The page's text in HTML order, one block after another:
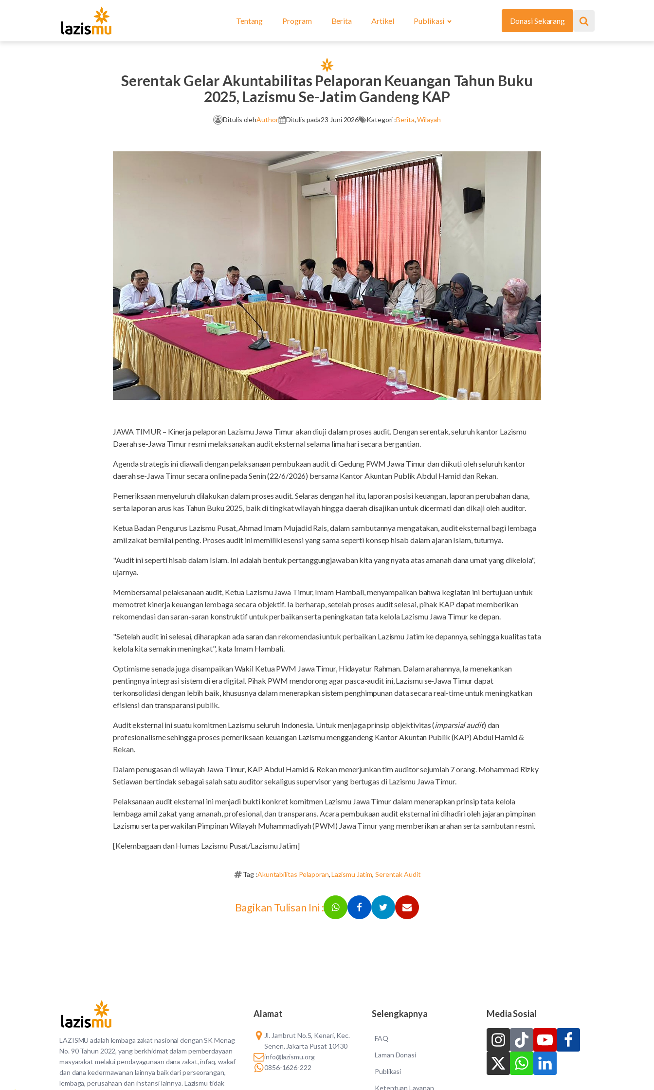
Tentang Program Berita Artikel Publikasi Donasi Sekarang
Serentak Gelar Akuntabilitas Pelaporan Keuangan Tahun Buku
2025, Lazismu Se-Jatim Gandeng KAP
Ditulis olehAuthor Ditulis pada23 Juni 2026 Kategori :Berita,Wilayah
JAWA TIMUR – Kinerja pelaporan Lazismu Jawa Timur akan diuji dalam proses audit. Dengan serentak, seluruh kantor Lazismu
Daerah se-Jawa Timur resmi melaksanakan audit eksternal selama lima hari secara bergantian.
Agenda strategis ini diawali dengan pelaksanaan pembukaan audit di Gedung PWM Jawa Timur dan diikuti oleh seluruh kantor
daerah se-Jawa Timur secara online pada Senin (22/6/2026) bersama Kantor Akuntan Publik Abdul Hamid dan Rekan.
Pemeriksaan menyeluruh dilakukan dalam proses audit. Selaras dengan hal itu, laporan posisi keuangan, laporan perubahan dana,
serta laporan arus kas Tahun Buku 2025, baik di tingkat wilayah hingga daerah disajikan untuk dicermati dan dikaji oleh auditor.
Ketua Badan Pengurus Lazismu Pusat, Ahmad Imam Mujadid Rais, dalam sambutannya mengatakan, audit eksternal bagi lembaga
amil zakat bernilai penting. Proses audit ini memiliki esensi yang sama seperti konsep hisab dalam ajaran Islam, tuturnya.
"Audit ini seperti hisab dalam Islam. Ini adalah bentuk pertanggungjawaban kita yang nyata atas amanah dana umat yang dikelola",
ujarnya.
Membersamai pelaksanaan audit, Ketua Lazismu Jawa Timur, Imam Hambali, menyampaikan bahwa kegiatan ini bertujuan untuk
memotret kinerja keuangan lembaga secara objektif. Ia berharap, setelah proses audit selesai, pihak KAP dapat memberikan
rekomendasi dan saran-saran konstruktif untuk perbaikan serta peningkatan tata kelola Lazismu Jawa Timur ke depan.
"Setelah audit ini selesai, diharapkan ada saran dan rekomendasi untuk perbaikan Lazismu Jatim ke depannya, sehingga kualitas tata
kelola kita semakin meningkat", kata Imam Hambali.
Optimisme senada juga disampaikan Wakil Ketua PWM Jawa Timur, Hidayatur Rahman. Dalam arahannya, Ia menekankan
pentingnya integrasi sistem di era digital. Pihak PWM mendorong agar pasca-audit ini, Lazismu se-Jawa Timur dapat
terkonsolidasi dengan lebih baik, khususnya dalam menerapkan sistem penghimpunan data secara real-time untuk meningkatkan
efisiensi dan transparansi publik.
Audit eksternal ini suatu komitmen Lazismu seluruh Indonesia. Untuk menjaga prinsip objektivitas (imparsial audit) dan
profesionalisme sehingga proses pemeriksaan keuangan Lazismu menggandeng Kantor Akuntan Publik (KAP) Abdul Hamid &
Rekan.
Dalam penugasan di wilayah Jawa Timur, KAP Abdul Hamid & Rekan menerjunkan tim auditor sejumlah 7 orang. Mohammad Rizky
Setiawan bertindak sebagai salah satu auditor sekaligus supervisor yang bertugas di Lazismu Jawa Timur.
Pelaksanaan audit eksternal ini menjadi bukti konkret komitmen Lazismu Jawa Timur dalam menerapkan prinsip tata kelola
lembaga amil zakat yang amanah, profesional, dan transparans. Acara pembukaan audit eksternal ini dihadiri oleh jajaran pimpinan
Lazismu serta perwakilan Pimpinan Wilayah Muhammadiyah (PWM) Jawa Timur yang memberikan arahan serta sambutan resmi.
[Kelembagaan dan Humas Lazismu Pusat/Lazismu Jatim]
Tag :Akuntabilitas Pelaporan,Lazismu Jatim, Serentak Audit
Bagikan Tulisan Ini :
LAZISMU adalah lembaga zakat nasional dengan SK Menag
No. 90 Tahun 2022, yang berkhidmat dalam pemberdayaan
masyarakat melalui pendayagunaan dana zakat, infaq, wakaf
dan dana kedermawanan lainnya baik dari perseorangan,
lembaga, perusahaan dan instansi lainnya. Lazismu tidak
Alamat
Jl. Jambrut No.5, Kenari, Kec.
Senen, Jakarta Pusat 10430
info@lazismu.org
0856-1626-222
Selengkapnya
FAQ
Laman Donasi
Publikasi
Ketentuan Layanan
Media Sosial